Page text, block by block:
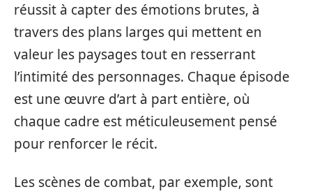
réussit à capter des émotions brutes, à
travers des plans larges qui mettent en
valeur les paysages tout en resserrant
l’intimité des personnages. Chaque épisode
est une œuvre d’art à part entière, où
chaque cadre est méticuleusement pensé
pour renforcer le récit.
Les scènes de combat, par exemple, sont